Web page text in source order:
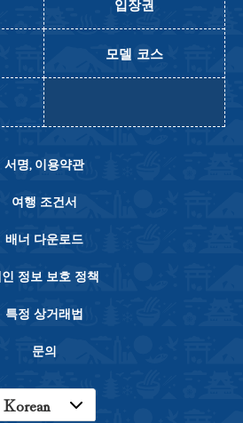
모델 코스
서명, 이용약관
여행 조건서
배너 다운로드
정보 보호 정책
특정 상거래법
문의
Korean